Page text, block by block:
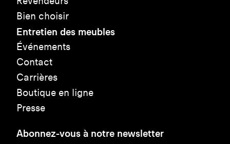
Bien choisir
Entretien des meubles
Événements
Contact
Carrières
Boutique en ligne
Presse
Abonnez-vous à notre newsletter